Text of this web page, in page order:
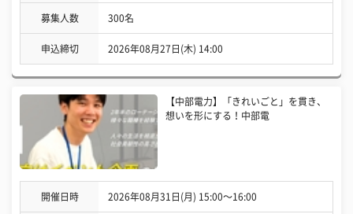
募集人数 300名
申込締切 2026年08月27日(木) 14:00
【中部電力】「きれいごと」を貫き、
想いを形にする！中部電
開催日時 2026年08月31日(月) 15:00〜16:00